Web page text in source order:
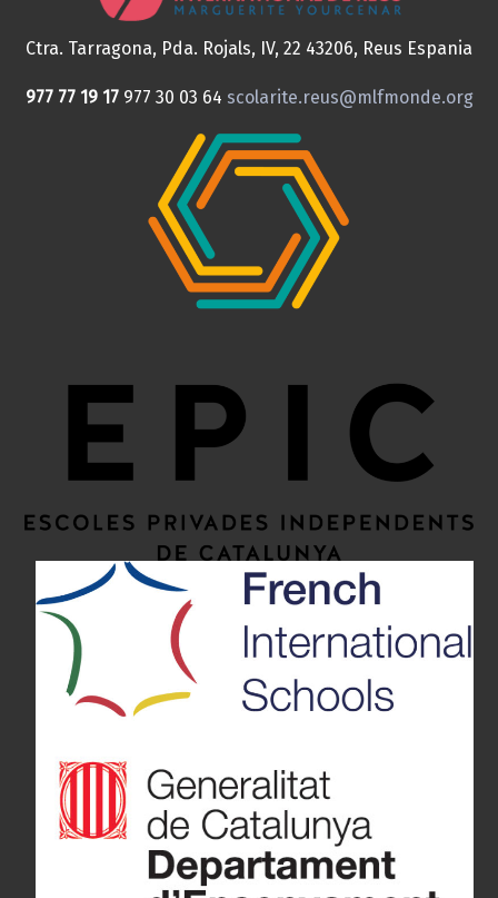
Ctra. Tarragona, Pda. Rojals, IV, 22 43206, Reus Espania
977 77 19 17 977 30 03 64 scolarite.reus@mlfmonde.org